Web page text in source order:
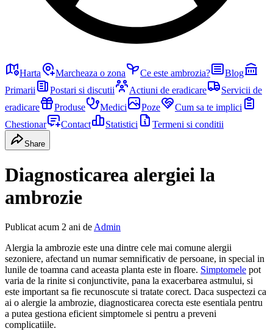
Harta Marcheaza o zona Ce este ambrozia?
Blog
Primarii
Postari si discutii Actiuni de eradicare
Servicii de
eradicare
Produse Medici Poze
Cum sa te implici
Chestionar
Contact Statistici Termeni si conditii
Share
Diagnosticarea alergiei la
ambrozie
Publicat acum 2 ani de Admin
Alergia la ambrozie este una dintre cele mai comune alergii
sezoniere, afectand un numar semnificativ de persoane, in special in
lunile de toamna cand aceasta planta este in floare. Simptomele pot
varia de la rinite si conjunctivite, pana la exacerbarea astmului, si
este important sa fie recunoscute si tratate corect. Daca suspectezi ca
ai o alergie la ambrozie, diagnosticarea corecta este esentiala pentru
a putea gestiona eficient simptomele si pentru a preveni
complicatiile.